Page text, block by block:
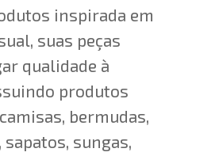
inspirada em
suas peças
qualidade à
produtos
bermudas,
sapatos, sungas,